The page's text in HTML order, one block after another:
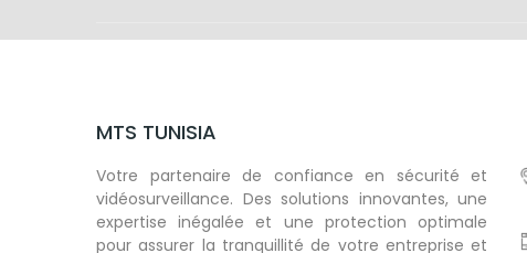
MTS TUNISIA
Votre partenaire de confiance en sécurité et
vidéosurveillance. Des solutions innovantes, une
expertise inégalée et une protection optimale
pour assurer la tranquillité de votre entreprise et